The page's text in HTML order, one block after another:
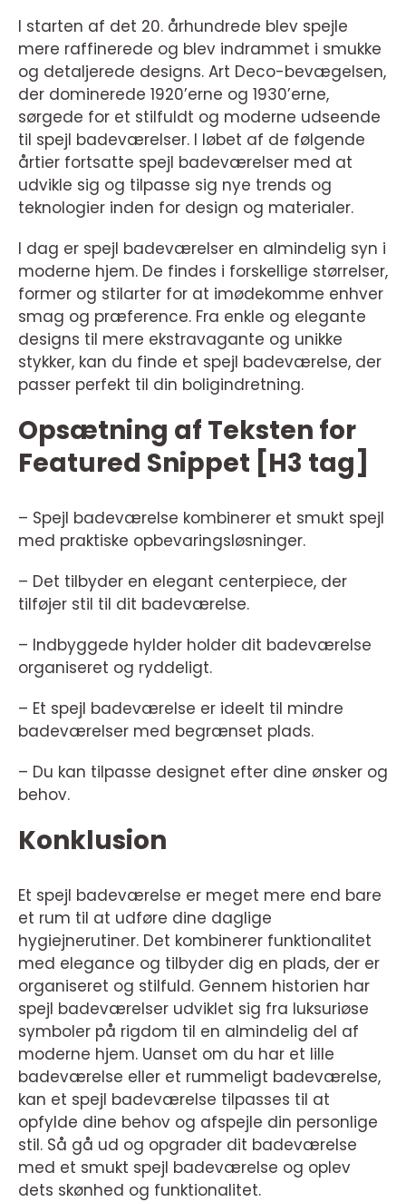
I starten af det 20. århundrede blev spejle
mere raffinerede og blev indrammet i smukke
og detaljerede designs. Art Deco-bevægelsen,
der dominerede 1920’erne og 1930’erne,
sørgede for et stilfuldt og moderne udseende
til spejl badeværelser. I løbet af de følgende
årtier fortsatte spejl badeværelser med at
udvikle sig og tilpasse sig nye trends og
teknologier inden for design og materialer.
I dag er spejl badeværelser en almindelig syn i
moderne hjem. De findes i forskellige størrelser,
former og stilarter for at imødekomme enhver
smag og præference. Fra enkle og elegante
designs til mere ekstravagante og unikke
stykker, kan du finde et spejl badeværelse, der
passer perfekt til din boligindretning.
Opsætning af Teksten for
Featured Snippet [H3 tag]
– Spejl badeværelse kombinerer et smukt spejl
med praktiske opbevaringsløsninger.
– Det tilbyder en elegant centerpiece, der
tilføjer stil til dit badeværelse.
– Indbyggede hylder holder dit badeværelse
organiseret og ryddeligt.
– Et spejl badeværelse er ideelt til mindre
badeværelser med begrænset plads.
– Du kan tilpasse designet efter dine ønsker og
behov.
Konklusion
Et spejl badeværelse er meget mere end bare
et rum til at udføre dine daglige
hygiejnerutiner. Det kombinerer funktionalitet
med elegance og tilbyder dig en plads, der er
organiseret og stilfuld. Gennem historien har
spejl badeværelser udviklet sig fra luksuriøse
symboler på rigdom til en almindelig del af
moderne hjem. Uanset om du har et lille
badeværelse eller et rummeligt badeværelse,
kan et spejl badeværelse tilpasses til at
opfylde dine behov og afspejle din personlige
stil. Så gå ud og opgrader dit badeværelse
med et smukt spejl badeværelse og oplev
dets skønhed og funktionalitet.